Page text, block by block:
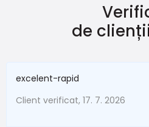
de
excelent-rapid
Client verificat, 17. 7. 2026